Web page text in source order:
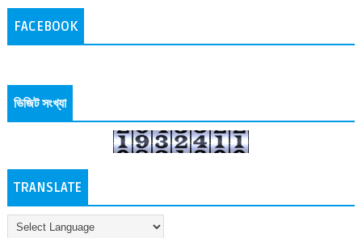
FACEBOOK
ভিজিট সংখ্যা
TRANSLATE